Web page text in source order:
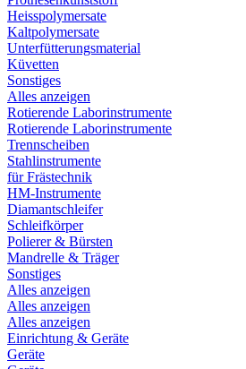
Heisspolymersate
Kaltpolymersate
Unterfütterungsmaterial
Küvetten
Sonstiges
Alles anzeigen
Rotierende Laborinstrumente
Rotierende Laborinstrumente
Trennscheiben
Stahlinstrumente
für Frästechnik
HM-Instrumente
Diamantschleifer
Schleifkörper
Polierer & Bürsten
Mandrelle & Träger
Sonstiges
Alles anzeigen
Alles anzeigen
Alles anzeigen
Einrichtung & Geräte
Geräte